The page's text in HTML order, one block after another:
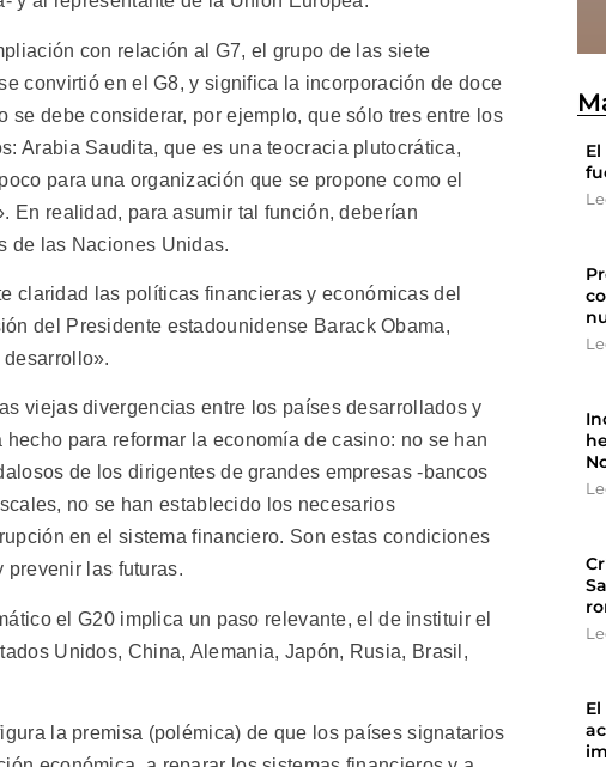
con relación al G7, el grupo de las siete
convirtió en el G8, y significa la incorporación de doce
se debe considerar, por ejemplo, que sólo tres entre los
Arabia Saudita, que es una teocracia plutocrática,
para una organización que se propone como el
En realidad, para asumir tal función, deberían
de las Naciones Unidas.
claridad las políticas financieras y económicas del
del Presidente estadounidense Barack Obama,
viejas divergencias entre los países desarrollados y
para reformar la economía de casino: no se han
de los dirigentes de grandes empresas -bancos
no se han establecido los necesarios
en el sistema financiero. Son estas condiciones
prevenir las futuras.
el G20 implica un paso relevante, el de instituir el
Unidos, China, Alemania, Japón, Rusia, Brasil,
la premisa (polémica) de que los países signatarios